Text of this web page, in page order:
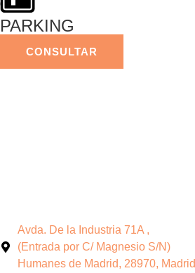
PARKING
CONSULTAR
Avda. De la Industria 71A ,
(Entrada por C/ Magnesio S/N)
Humanes de Madrid, 28970, Madrid